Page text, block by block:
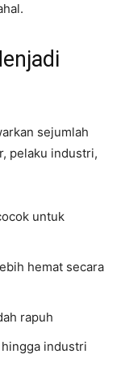
sejumlah
pelaku industri,
untuk
hemat secara
rapuh
industri